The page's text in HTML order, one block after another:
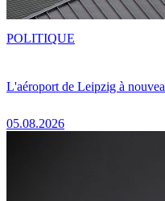
L'aéroport de Leipzig à
05.08.2026
POLITIQUE